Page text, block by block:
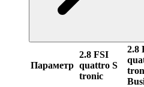
Параметр
2.8 FSI
quattro S
tronic
2.8